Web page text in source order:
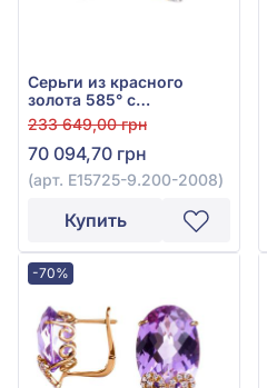
Серьги из красного
золота 585° с
бриллиантом 0,37ct и
гранатом 15,19ct, арт.
E15725-9.200-2008
233 649,00 грн
70 094,70 грн
(арт. E15725-9.200-2008)
Купить
-70%